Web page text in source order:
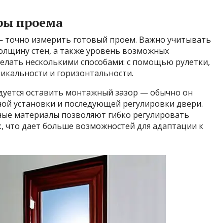
проема
точно измерить готовый проем. Важно учитывать
стен, а также уровень возможных
несколькими способами: с помощью рулетки,
и горизонтальности.
оставить монтажный зазор — обычно он
установки и последующей регулировки двери.
материалы позволяют гибко регулировать
дает больше возможностей для адаптации к